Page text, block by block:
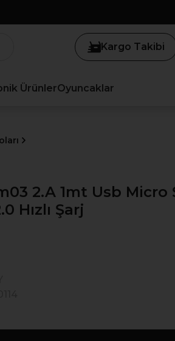
Kargo Takibi
ÜrünlerOyuncaklar
2.A 1mt Usb Micro
Hızlı Şarj